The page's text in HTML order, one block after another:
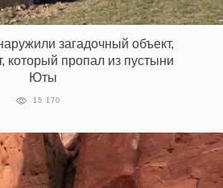
загадочный объект,
который пропал из пустыни
Юты
15 170